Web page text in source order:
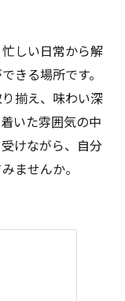
しい日常から解
きる場所です。
揃え、味わい深
いた雰囲気の中
けながら、自分
ませんか。